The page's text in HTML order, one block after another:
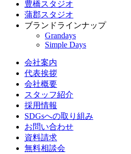
豊橋スタジオ
蒲郡スタジオ
ブランドラインナップ
Grandays
Simple Days
会社案内
代表挨拶
会社概要
スタッフ紹介
採用情報
SDGsへの取り組み
お問い合わせ
資料請求
無料相談会